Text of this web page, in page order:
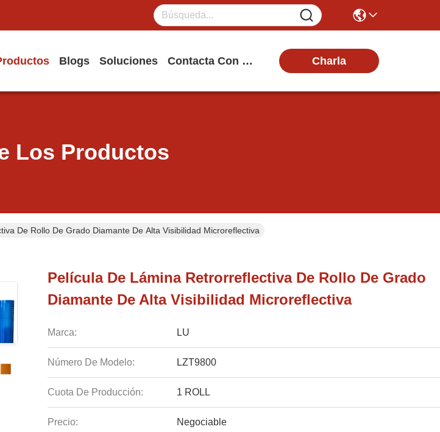
Blogs Soluciones Contacta Con Nosotros Charla
Los Productos
De Rollo De Grado Diamante De Alta Visibilidad Microreflectiva
Película De Lámina Retrorreflectiva De Rollo De Grado
Diamante De Alta Visibilidad Microreflectiva
Marca: LU
Número De Modelo: LZT9800
Cuota De Producción: 1 ROLL
Precio: Negociable